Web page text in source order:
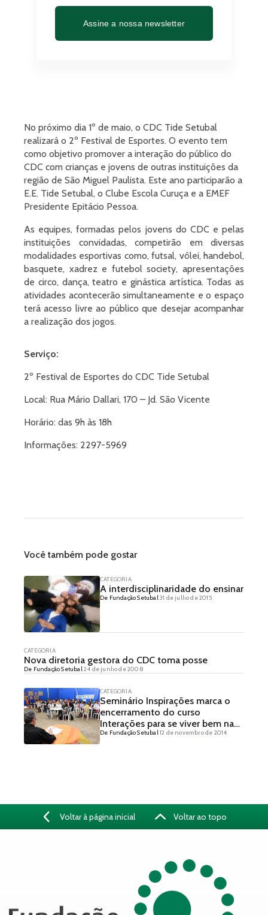
No próximo dia 1º de maio, o CDC Tide Setubal
realizará o 2º Festival de Esportes. O evento tem
como objetivo promover a interação do público do
CDC com crianças e jovens de outras instituições da
região de São Miguel Paulista. Este ano participarão a
E.E. Tide Setubal, o Clube Escola Curuça e a EMEF
Presidente Epitácio Pessoa.
As equipes, formadas pelos jovens do CDC e pelas
instituições convidadas, competirão em diversas
modalidades esportivas como, futsal, vôlei, handebol,
basquete, xadrez e futebol society, apresentações
de circo, dança, teatro e ginástica artística. Todas as
atividades acontecerão simultaneamente e o espaço
terá acesso livre ao público que desejar acompanhar
a realização dos jogos.
Serviço:
2º Festival de Esportes do CDC Tide Setubal
Local: Rua Mário Dallari, 170 – Jd. São Vicente
Horário: das 9h às 18h
Informações: 2297-5969
Assine a nossa newsletter
Você também pode gostar
CATEGORIA
A interdisciplinaridade do ensinar
De Fundação Setubal31 de julho de 2015
CATEGORIA
Nova diretoria gestora do CDC toma posse
De Fundação Setubal24 de junho de 2008
CATEGORIA
Seminário Inspirações marca o
encerramento do curso
Interações para se viver bem na
escola
De Fundação Setubal12 de novembro de 2014
Voltar à página inicial Voltar ao topo